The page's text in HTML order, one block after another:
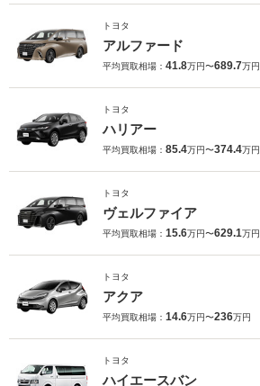
トヨタ
アルファード
平均買取相場： 41.8万円〜689.7万円
トヨタ
ハリアー
平均買取相場： 85.4万円〜374.4万円
トヨタ
ヴェルファイア
平均買取相場： 15.6万円〜629.1万円
トヨタ
アクア
平均買取相場： 14.6万円〜236万円
トヨタ
ハイエースバン